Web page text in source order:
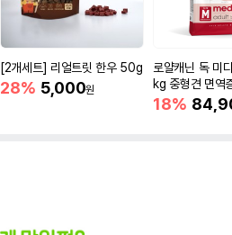
[2개세트] 리얼트릿 한우 50g
28% 5,000원
로얄캐닌 독 미
kg 중형견 면역
18%